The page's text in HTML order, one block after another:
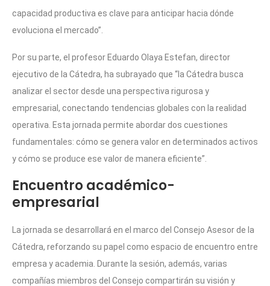
capacidad productiva es clave para anticipar hacia dónde
evoluciona el mercado”.
Por su parte, el profesor Eduardo Olaya Estefan, director
ejecutivo de la Cátedra, ha subrayado que “la Cátedra busca
analizar el sector desde una perspectiva rigurosa y
empresarial, conectando tendencias globales con la realidad
operativa. Esta jornada permite abordar dos cuestiones
fundamentales: cómo se genera valor en determinados activos
y cómo se produce ese valor de manera eficiente”.
Encuentro académico-
empresarial
La jornada se desarrollará en el marco del Consejo Asesor de la
Cátedra, reforzando su papel como espacio de encuentro entre
empresa y academia. Durante la sesión, además, varias
compañías miembros del Consejo compartirán su visión y